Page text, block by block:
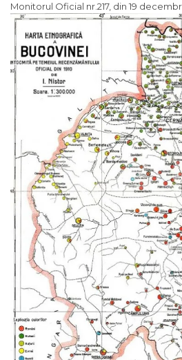
Monitorul Oficial nr.217, din 19